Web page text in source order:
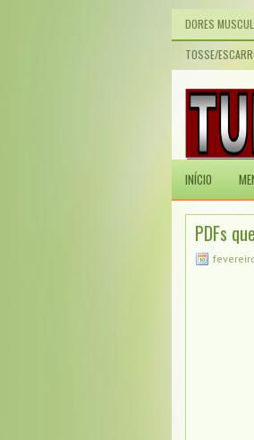
DORES
TOSSE/
INÍCIO
PDFs